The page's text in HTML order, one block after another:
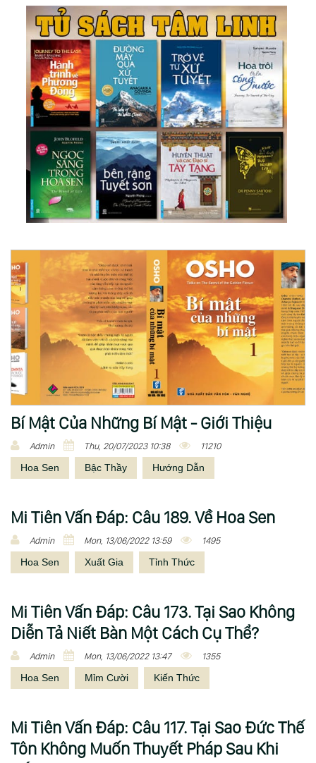
Bí Mật Của Những Bí Mật - Giới Thiệu
Admin Thu, 20/07/2023 10:38 11210
Hoa Sen Bậc Thầy Hướng Dẫn
Mi Tiên Vấn Ðáp: Câu 189. Về Hoa Sen
Admin Mon, 13/06/2022 13:59 1495
Hoa Sen Xuất Gia Tỉnh Thức
Mi Tiên Vấn Ðáp: Câu 173. Tại Sao Không
Diễn Tả Niết Bàn Một Cách Cụ Thể?
Admin Mon, 13/06/2022 13:47 1355
Hoa Sen Mỉm Cười Kiến Thức
Mi Tiên Vấn Ðáp: Câu 117. Tại Sao Đức Thế
Tôn Không Muốn Thuyết Pháp Sau Khi